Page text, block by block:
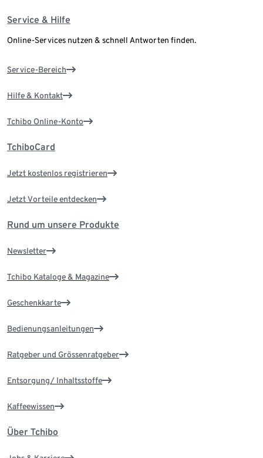
Service & Hilfe
Online-Services nutzen & schnell Antworten finden.
Service-Bereich
Hilfe & Kontakt
Tchibo Online-Konto
TchiboCard
Jetzt kostenlos registrieren
Jetzt Vorteile entdecken
Rund um unsere Produkte
Newsletter
Tchibo Kataloge & Magazine
Geschenkkarte
Bedienungsanleitungen
Ratgeber und Grössenratgeber
Entsorgung/ Inhaltsstoffe
Kaffeewissen
Über Tchibo